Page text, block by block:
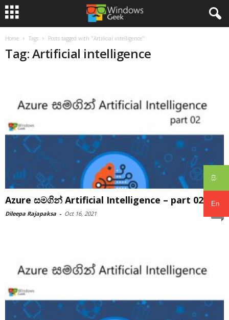
සිං
En
Home Tags Posts tagged with "Artificial intelligence"
Tag: Artificial intelligence
Azure සමගින් Artificial Intelligence – part 02
Dileepa Rajapaksa - Oct 16, 2021